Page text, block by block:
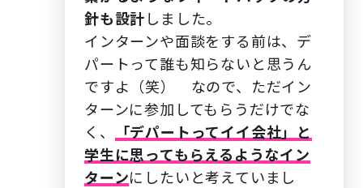
針も設計 しました。
インターンや面談をする前は、デ
パートって誰も知らないと思うん
ですよ（笑） なので、ただイン
ターンに参加してもらうだけでな
く、
「デパートってイイ会社」と
学生に思ってもらえるようなイン
ターンにしたいと考えていまし